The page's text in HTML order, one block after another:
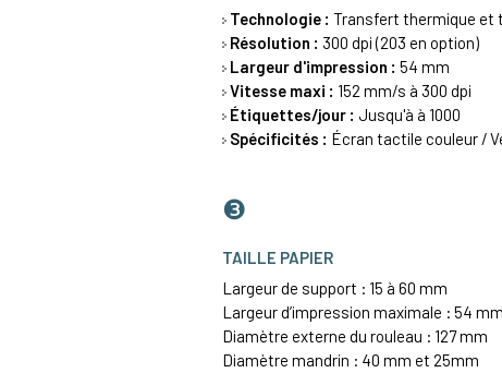
Technologie : Transfert thermique et
Résolution : 300 dpi (203 en option)
Largeur d'impression : 54 mm
Vitesse maxi : 152 mm/s à 300 dpi
Étiquettes/jour : Jusqu'à à 1000
Spécificités : Écran tactile couleur /
❸
TAILLE PAPIER
Largeur de support : 15 à 60 mm
Largeur d’impression maximale : 54 mm
Diamètre externe du rouleau : 127 mm
Diamètre mandrin : 40 mm et 25mm